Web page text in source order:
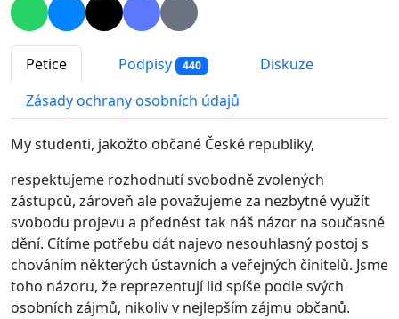
Petice Podpisy 440
Diskuze
Zásady ochrany osobních údajů
My studenti, jakožto občané České republiky,
respektujeme rozhodnutí svobodně zvolených
zástupců, zároveň ale považujeme za nezbytné využít
svobodu projevu a přednést tak náš názor na současné
dění. Cítíme potřebu dát najevo nesouhlasný postoj s
chováním některých ústavních a veřejných činitelů. Jsme
toho názoru, že reprezentují lid spíše podle svých
osobních zájmů, nikoliv v nejlepším zájmu občanů.